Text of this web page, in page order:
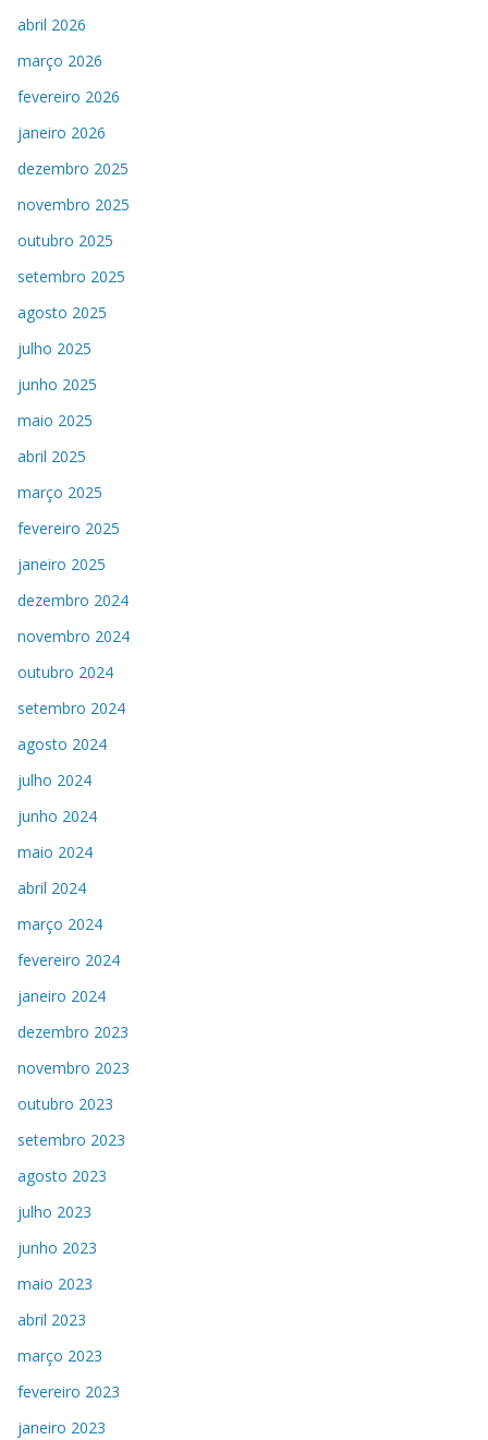
abril 2026
março 2026
fevereiro 2026
janeiro 2026
dezembro 2025
novembro 2025
outubro 2025
setembro 2025
agosto 2025
julho 2025
junho 2025
maio 2025
abril 2025
março 2025
fevereiro 2025
janeiro 2025
dezembro 2024
novembro 2024
outubro 2024
setembro 2024
agosto 2024
julho 2024
junho 2024
maio 2024
abril 2024
março 2024
fevereiro 2024
janeiro 2024
dezembro 2023
novembro 2023
outubro 2023
setembro 2023
agosto 2023
julho 2023
junho 2023
maio 2023
abril 2023
março 2023
fevereiro 2023
janeiro 2023